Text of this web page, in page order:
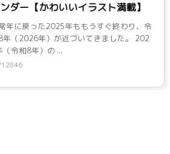
ダー【かわいいイラスト満載】
年に戻った2025年ももうすぐ終わり、令
年（2026年）が近づいてきました。 202
（令和8年）の ...